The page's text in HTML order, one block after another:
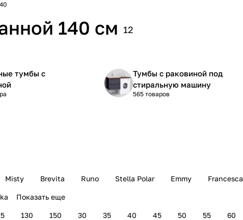
140 см 12
тумбы с
Тумбы с раковиной под
стиральную машину
565 товаров
Misty Brevita Runo Stella Polar Emmy Francesca
Показать еще
130 150 30 35 40 45 50 55 60